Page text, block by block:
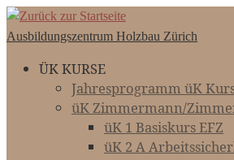
Zum
Inhalt
Ausbildungszentrum Holzbau Zürich
ÜK KURSE
Jahresprogramm üK
üK Zimmermann/
üK 1 Basiskurs EFZ
üK 2 A